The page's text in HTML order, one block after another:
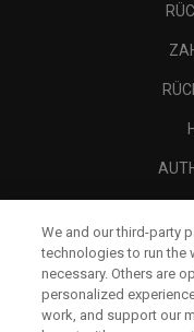
We and our third-party
technologies to run the
necessary. Others are
personalized
work, and support our